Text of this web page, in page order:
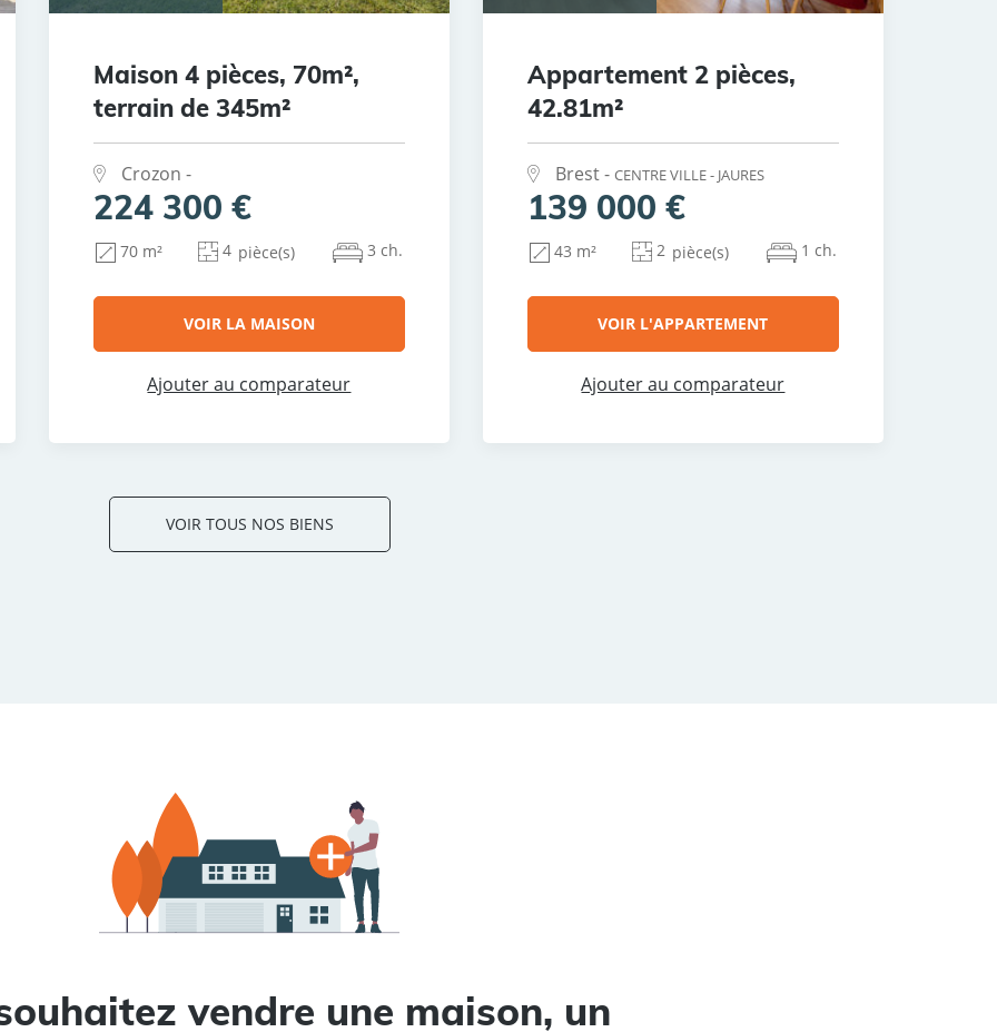
Maison 4 pièces, 70m²,
terrain de 345m²
Crozon -
224 300 €
70 m² 4 pièce(s) 3 ch.
VOIR LA MAISON
Ajouter au comparateur
Appartement 2 pièces,
42.81m²
Brest - CENTRE VILLE - JAURES
139 000 €
43 m² 2 pièce(s) 1 ch.
VOIR L'APPARTEMENT
Ajouter au comparateur
VOIR TOUS NOS BIENS
vendre une maison, un